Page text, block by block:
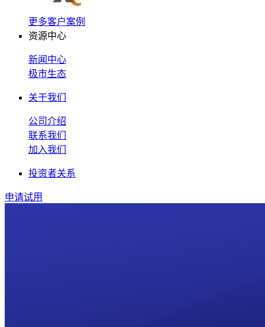
更多客户案例
资源中心
新闻中心
极市生态
关于我们
公司介绍
联系我们
加入我们
投资者关系
申请试用